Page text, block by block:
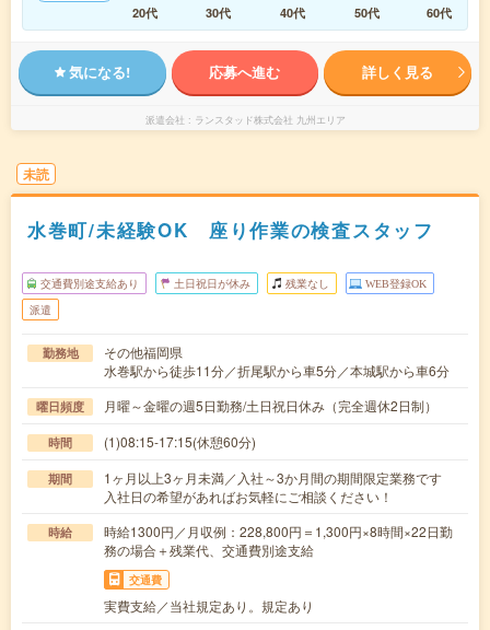
20代
30代 40代 50代 60代
気になる! 応募へ進む 詳しく見る
派遣会社 ランスタッド株式会社 九州エリア
未読
水巻町/未経験OK 座り作業の検査スタッフ
交通費別途支給あり 土日祝日が休み 残業なし WEB登録OK
派遣
勤務地
その他福岡県
水巻駅から徒歩11分／折尾駅から車5分／本城駅から車6分
曜日頻度 月曜～金曜の週5日勤務/土日祝日休み（完全週休2日制）
時間 (1)08:15-17:15(休憩60分)
期間
1ヶ月以上3ヶ月未満／入社～3か月間の期間限定業務です
入社日の希望があればお気軽にご相談ください！
時給
時給1300円／月収例：228,800円＝1,300円×8時間×22日勤
務の場合＋残業代、交通費別途支給
交通費
実費支給／当社規定あり。規定あり